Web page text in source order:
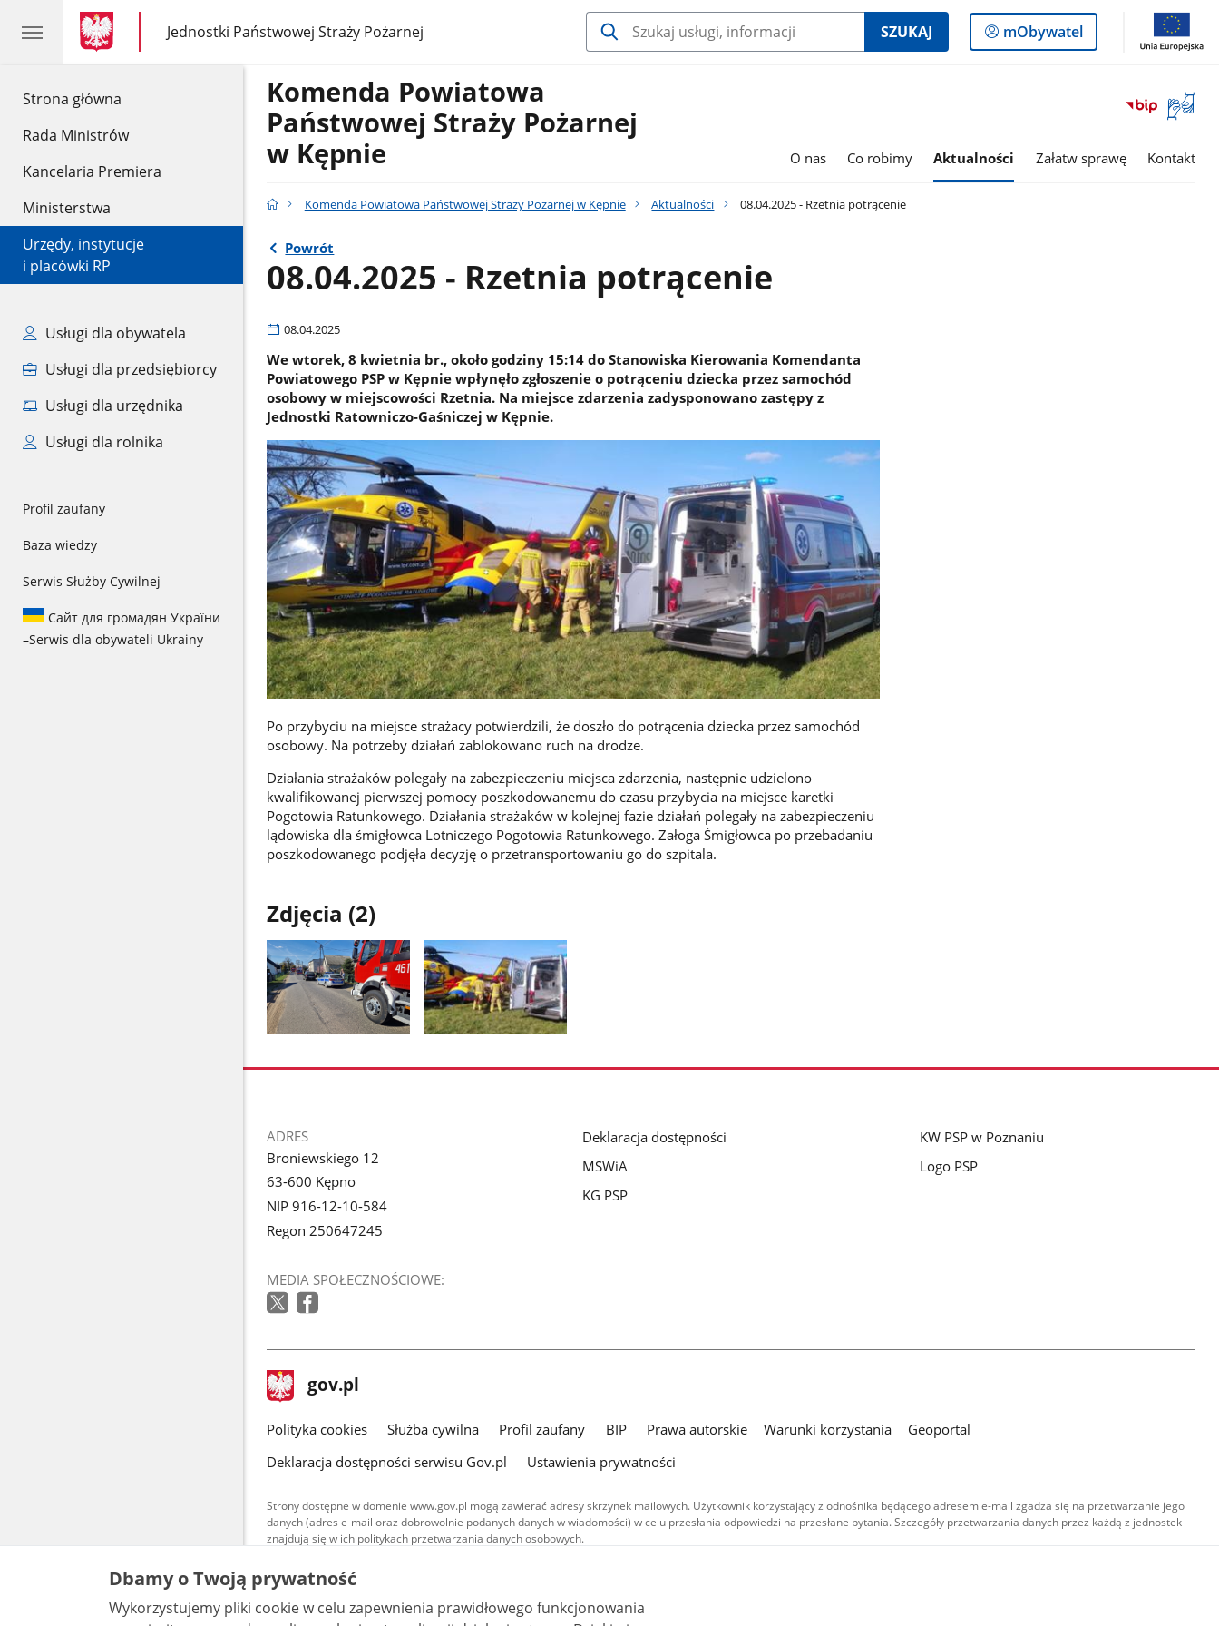
Strona główna
Rada Ministrów
Kancelaria Premiera
Ministerstwa
Urzędy, instytucje
i placówki RP
Usługi dla obywatela
Usługi dla przedsiębiorcy
Usługi dla urzędnika
Usługi dla rolnika
Profil zaufany
Baza wiedzy
Serwis Służby Cywilnej
Сайт для громадян України
–Serwis dla obywateli Ukrainy
gov.pl
gov.pl
Jednostki Państwowej Straży Pożarnej
gov.pl
Jednostki
Państwowej
SZUKAJ
Logowanie
do
mObywatel
Otwórz
okno
Komenda Powiatowa
Państwowej Straży Pożarnej
w Kępnie
O nas Co robimy Aktualności Załatw sprawę Kontakt
Komenda Powiatowa Państwowej Straży Pożarnej w Kępnie Aktualności 08.04.2025 - Rzetnia potrącenie
Powrót
08.04.2025 - Rzetnia potrącenie
08.04.2025
We wtorek, 8 kwietnia br., około godziny 15:14 do Stanowiska Kierowania Komendanta
Powiatowego PSP w Kępnie wpłynęło zgłoszenie o potrąceniu dziecka przez samochód
osobowy w miejscowości Rzetnia. Na miejsce zdarzenia zadysponowano zastępy z
Jednostki Ratowniczo-Gaśniczej w Kępnie.
Po przybyciu na miejsce strażacy potwierdzili, że doszło do potrącenia dziecka przez samochód
osobowy. Na potrzeby działań zablokowano ruch na drodze.
Działania strażaków polegały na zabezpieczeniu miejsca zdarzenia, następnie udzielono
kwalifikowanej pierwszej pomocy poszkodowanemu do czasu przybycia na miejsce karetki
Pogotowia Ratunkowego. Działania strażaków w kolejnej fazie działań polegały na zabezpieczeniu
lądowiska dla śmigłowca Lotniczego Pogotowia Ratunkowego. Załoga Śmigłowca po przebadaniu
poszkodowanego podjęła decyzję o przetransportowaniu go do szpitala.
Zdjęcia (2)
stopka
ADRES
Broniewskiego 12
63-600 Kępno
NIP 916-12-10-584
Regon 250647245
MEDIA SPOŁECZNOŚCIOWE:
Deklaracja dostępności
MSWiA
KG PSP
KW PSP w Poznaniu
Logo PSP
stopka
gov.pl Strona
gov.pl
gov.pl
Polityka cookies Służba cywilna Profil zaufany BIP Prawa autorskie Warunki korzystania
Geoportal
Deklaracja dostępności serwisu Gov.pl
Ustawienia prywatności
Strony dostępne w domenie www.gov.pl mogą zawierać adresy skrzynek mailowych. Użytkownik korzystający z odnośnika będącego adresem e-mail zgadza się na przetwarzanie jego
danych (adres e-mail oraz dobrowolnie podanych danych w wiadomości) w celu przesłania odpowiedzi na przesłane pytania. Szczegóły przetwarzania danych przez każdą z jednostek
znajdują się w ich politykach przetwarzania danych osobowych.
Treści tekstowe publikowane w serwisie (z wyłączeniem treści audiowizualnych), są
udostępniane na licencji typu Creative Commons: uznanie autorstwa - na tych samych
warunkach 4.0 (CC BY-SA 4.0). Materiały audiowizualne, w tym zdjęcia, materiały audio i wideo,
są udostępniane na licencji typu Creative Commons: uznanie autorstwa użycie niekomercyjne -
Dbamy o Twoją prywatność
Wykorzystujemy pliki cookie w celu zapewnienia prawidłowego funkcjonowania